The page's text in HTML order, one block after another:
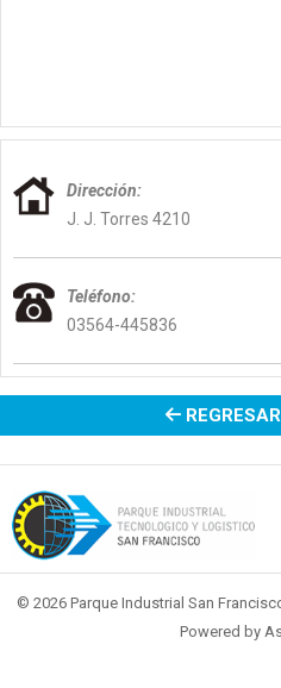
Dirección:
J. J. Torres 4210
Teléfono:
03564-445836
© 2026 Parque Industrial San
Powered by